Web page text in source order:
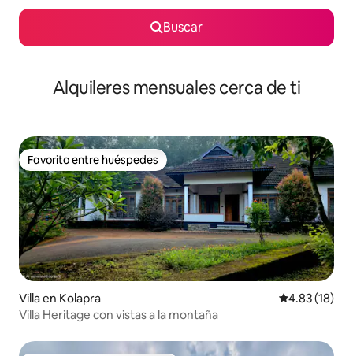
Buscar
Alquileres mensuales cerca de ti
Favorito entre huéspedes
Favorito entre huéspedes
Villa en Kolapra Calificación
4.83 (18)
Villa Heritage con vistas a la montaña